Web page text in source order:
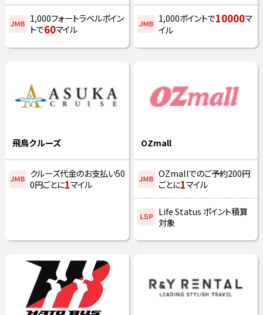
1,000フォートラベルポイン
トで60マイル
1,000ポイントで10000マ
イル
飛鳥クルーズ
クルーズ代金のお支払い50
0円ごとに1マイル
OZmall
OZmallでのご予約200円
ごとに1マイル
Life Status ポイント積算
対象